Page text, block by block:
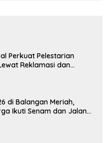
Perkuat Pelestarian
Reklamasi dan
di Balangan Meriah,
Ikuti Senam dan Jalan